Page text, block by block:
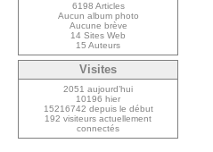
6198 Articles
Aucun album photo
Aucune brève
14 Sites Web
15 Auteurs
Visites
2051 aujourd’hui
10196 hier
15216742 depuis le début
192 visiteurs actuellement
connectés